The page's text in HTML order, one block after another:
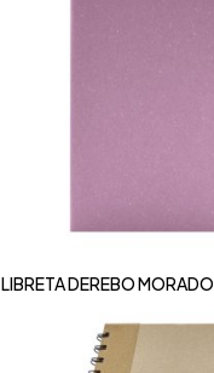
LIBRETA DEREBO MORADO